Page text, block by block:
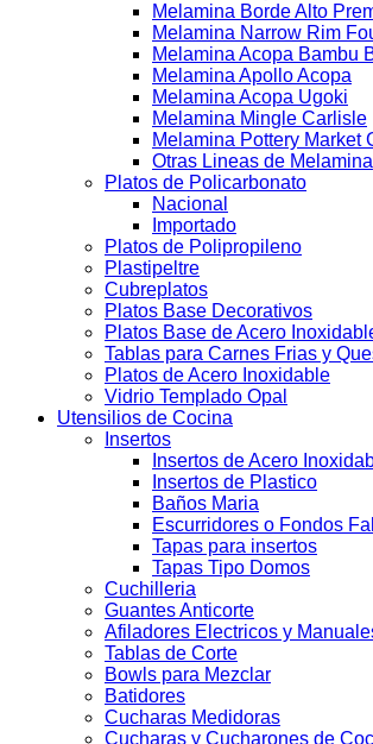
Melamina Borde Alto
Melamina Narrow Rim
Melamina Acopa Bambu
Melamina Apollo Acopa
Melamina Acopa Ugoki
Melamina Mingle Carlisle
Melamina Pottery Market
Otras Lineas de Melamina
Platos de Policarbonato
Nacional
Importado
Platos de Polipropileno
Plastipeltre
Cubreplatos
Platos Base Decorativos
Platos Base de Acero
Tablas para Carnes Frias y
Platos de Acero Inoxidable
Vidrio Templado Opal
Utensilios de Cocina
Insertos
Insertos de Acero
Insertos de Plastico
Baños Maria
Escurridores o Fondos
Tapas para insertos
Tapas Tipo Domos
Cuchilleria
Guantes Anticorte
Afiladores Electricos y
Tablas de Corte
Bowls para Mezclar
Batidores
Cucharas Medidoras
Cucharas y Cucharones de